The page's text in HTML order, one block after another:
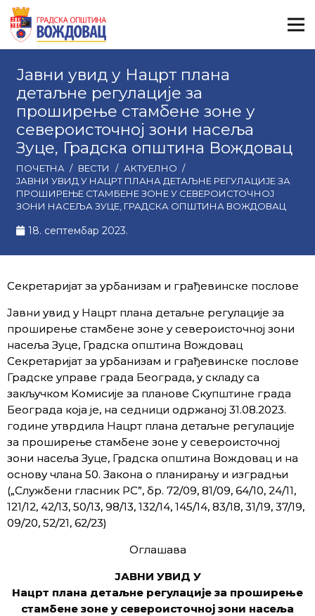
Јавни увид у Нацрт плана
детаљне регулације за
проширење стамбене зоне у
североисточној зони насеља
Зуце, Градска општина Вождовац
ПОЧЕТНА / ВЕСТИ / АКТУЕЛНО /
ЈАВНИ УВИД У НАЦРТ ПЛАНА ДЕТАЉНЕ РЕГУЛАЦИЈЕ ЗА
ПРОШИРЕЊЕ СТАМБЕНЕ ЗОНЕ У СЕВЕРОИСТОЧНОЈ
ЗОНИ НАСЕЉА ЗУЦЕ, ГРАДСКА ОПШТИНА ВОЖДОВАЦ
18. септембар 2023.
Секретаријат за урбанизам и грађевинске послове
Јавни увид у Нацрт плана детаљне регулације за
проширење стамбене зоне у североисточној зони
насеља Зуце, Градска општина Вождовац
Секретаријат за урбанизам и грађевинске послове
Градске управе града Београда, у складу са
закључком Kомисије за планове Скупштине града
Београда која је, на седници одржаној 31.08.2023.
године утврдила Нацрт плана детаљне регулације
за проширење стамбене зоне у североисточној
зони насеља Зуце, Градска општина Вождовац и на
основу члана 50. Закона о планирању и изградњи
(„Службени гласник РС”, бр. 72/09, 81/09, 64/10, 24/11,
121/12, 42/13, 50/13, 98/13, 132/14, 145/14, 83/18, 31/19, 37/19,
09/20, 52/21, 62/23)
Oглашава
ЈАВНИ УВИД У
Нацрт плана детаљне регулације за проширење
стамбене зоне у североисточној зони насеља